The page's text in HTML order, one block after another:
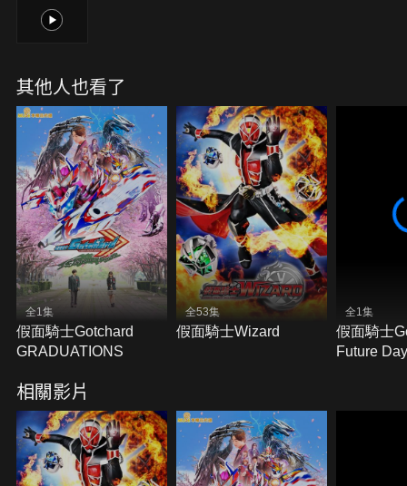
激烈的爭鬥。在爭鬥中，書變得四分五裂，兩派人馬
漫長的戰鬥至今仍未止息…。如今，這本全知全能之
1
其他人也看了
全1集
假面騎士Gotchard
GRADUATIONS
全53集
假面騎士Wizard
全1集
假面騎士
Future
相關影片